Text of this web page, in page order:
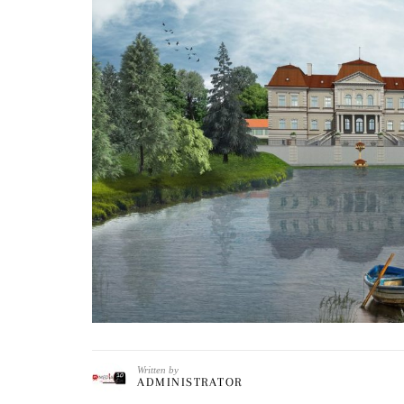
Written by
ADMINISTRATOR